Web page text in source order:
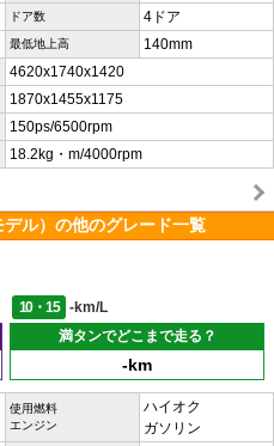
ドア数 4ドア
最低地上高 140mm
4620x1740x1420
1870x1455x1175
150ps/6500rpm
18.2kg・m/4000rpm
ル）の他のグレード一覧
10・15
-km/L
満タンでどこまで走る？
-km
使用燃料
エンジン
ハイオク
ガソリン